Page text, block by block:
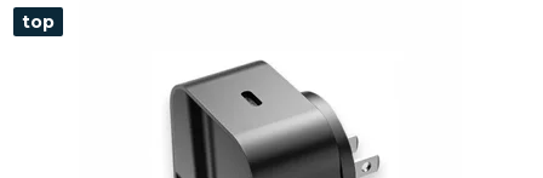
top